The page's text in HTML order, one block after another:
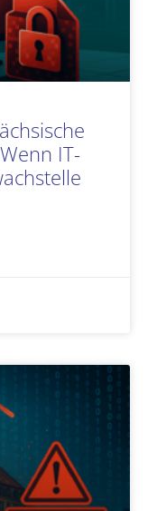
IT-